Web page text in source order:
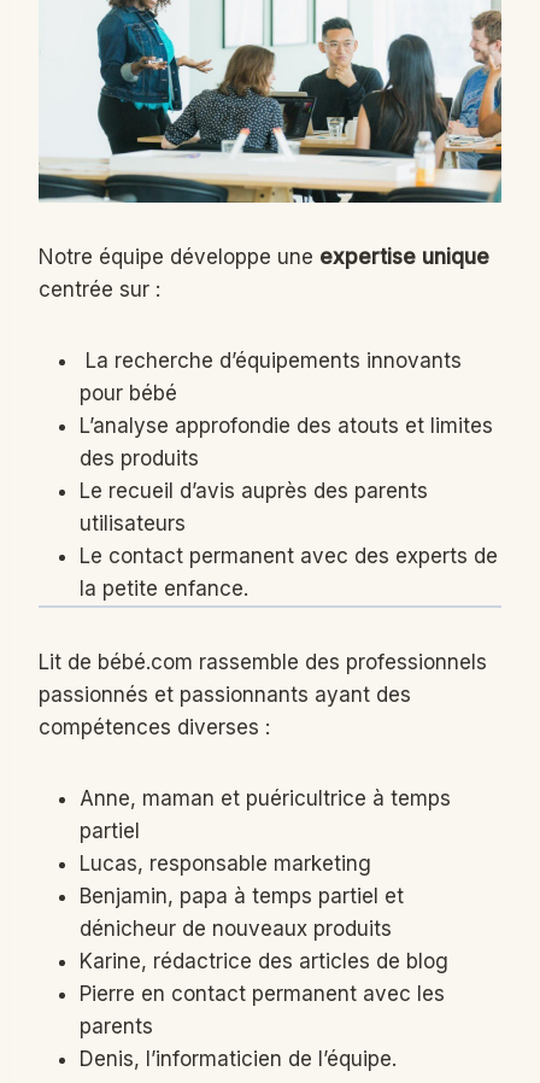
Notre équipe développe une expertise unique
centrée sur :
La recherche d’équipements innovants
pour bébé
L’analyse approfondie des atouts et limites
des produits
Le recueil d’avis auprès des parents
utilisateurs
Le contact permanent avec des experts de
la petite enfance.
Lit de bébé.com rassemble des professionnels
passionnés et passionnants ayant des
compétences diverses :
Anne, maman et puéricultrice à temps
partiel
Lucas, responsable marketing
Benjamin, papa à temps partiel et
dénicheur de nouveaux produits
Karine, rédactrice des articles de blog
Pierre en contact permanent avec les
parents
Denis, l’informaticien de l’équipe.